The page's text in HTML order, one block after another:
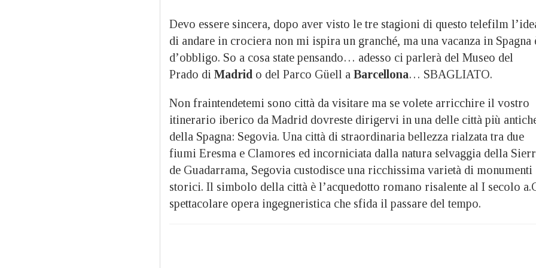
Devo essere sincera, dopo aver visto le tre stagioni di questo telefilm
di andare in crociera non mi ispira un granché, ma una vacanza in Spagna
d’obbligo. So a cosa state pensando… adesso ci parlerà del Museo del
Prado di Madrid o del Parco Güell a Barcellona… SBAGLIATO.
Non fraintendetemi sono città da visitare ma se volete arricchire il vostro
itinerario iberico da Madrid dovreste dirigervi in una delle città più
della Spagna: Segovia. Una città di straordinaria bellezza rialzata tra due
fiumi Eresma e Clamores ed incorniciata dalla natura selvaggia della
de Guadarrama, Segovia custodisce una ricchissima varietà di monumenti
storici. Il simbolo della città è l’acquedotto romano risalente al I secolo
spettacolare opera ingegneristica che sfida il passare del tempo.